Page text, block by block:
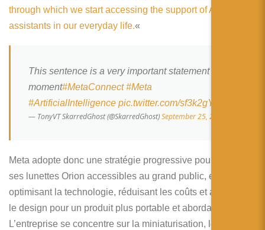
through which we start accessing the support of AI
assistants in our everyday life.«
This sentence is a very important statement in this
moment#MetaConnect #Meta
#ArtificialIntelligence pic.twitter.com/sf3k2gYiKE
— TonyVT SkarredGhost (@SkarredGhost)September 25, 2024
Meta adopte donc une stratégie progressive pour rendre
ses lunettes Orion accessibles au grand public, en
optimisant la technologie, réduisant les coûts et améliorant
le design pour un produit plus portable et abordable.
L’entreprise se concentre sur la miniaturisation, le confort,